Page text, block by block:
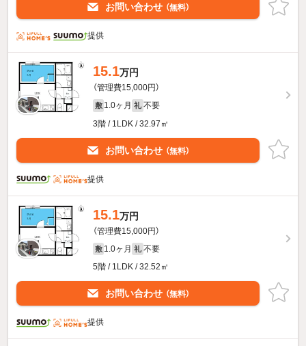
お問い合わせ （無料）
提供
15.1万円
（管理費15,000円）
敷 1.0ヶ月 礼 不要
3階 / 1LDK / 32.97㎡
お問い合わせ （無料）
提供
15.1万円
（管理費15,000円）
敷 1.0ヶ月 礼 不要
5階 / 1LDK / 32.52㎡
お問い合わせ （無料）
提供